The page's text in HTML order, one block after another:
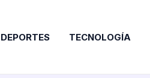
DEPORTES TECNOLOGÍA